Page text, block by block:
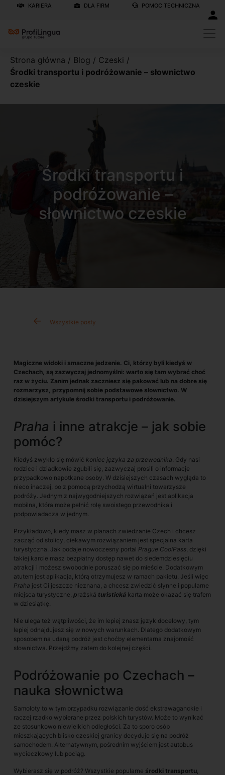
KARIERA DLA FIRM POMOC TECHNICZNA
Strona główna / Blog / Czeski /
Środki transportu i podróżowanie – słownictwo
czeskie
Środki transportu i
podróżowanie –
słownictwo czeskie
Wszystkie posty
Magiczne widoki i smaczne jedzenie. Ci, którzy byli kiedyś w
Czechach, są zazwyczaj jednomyślni: warto się tam wybrać choć
raz w życiu. Zanim jednak zaczniesz się pakować lub na dobre się
rozmarzysz, przypomnij sobie podstawowe słownictwo. W
dzisiejszym artykule środki transportu i podróżowanie.
Praha i inne atrakcje – jak sobie
pomóc?
Kiedyś zwykło się mówić koniec języka za przewodnika. Gdy nasi
rodzice i dziadkowie zgubili się, zazwyczaj prosili o informacje
przypadkowo napotkane osoby. W dzisiejszych czasach wygląda to
nieco inaczej, bo z pomocą przychodzą wirtualni towarzysze
podróży. Jednym z najwygodniejszych rozwiązań jest aplikacja
mobilna, która może pełnić rolę swoistego przewodnika i
podpowiadacza w jednym.
Przykładowo, kiedy masz w planach zwiedzanie Czech i chcesz
zacząć od stolicy, ciekawym rozwiązaniem jest specjalna karta
turystyczna. Jak podaje nowoczesny portal Prague CoolPass, dzięki
takiej karcie masz bezpłatny dostęp nawet do siedemdziesięciu
atrakcji i możesz swobodnie poruszać się po mieście. Dodatkowym
atutem jest aplikacja, którą otrzymujesz w ramach pakietu. Jeśli więc
Praha jest Ci jeszcze nieznana, a chcesz zwiedzić słynne i popularne
miejsca turystyczne, pražská turistická karta może okazać się trafem
w dziesiątkę.
Nie ulega też wątpliwości, że im lepiej znasz język docelowy, tym
lepiej odnajdujesz się w nowych warunkach. Dlatego dodatkowym
sposobem na udaną podróż jest choćby elementarna znajomość
słownictwa. Przejdźmy zatem do kolejnej części.
Podróżowanie po Czechach –
nauka słownictwa
Samoloty to w tym przypadku rozwiązanie dość ekstrawaganckie i
raczej rzadko wybierane przez polskich turystów. Może to wynikać
ze stosunkowo niewielkich odległości. Za to sporo osób
mieszkających blisko czeskiej granicy decyduje się na podróż
samochodem. Alternatywnym, pośrednim wyjściem jest autobus
wycieczkowy lub pociąg.
Wybierasz się w podróż? Wszystkie popularne środki transportu,